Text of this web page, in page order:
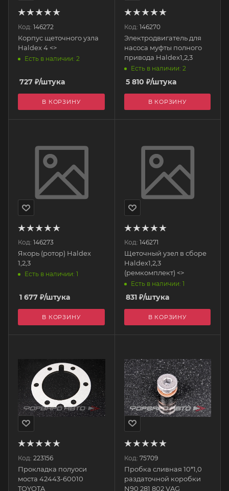
Код: 146272
Корпус щеточного узла
Haldex 4 <>
Есть в наличии: 2
727 ₽/штука
В КОРЗИНУ
Код: 146270
Электродвигатель для
насоса муфты полного
привода Haldex1,2,3
Есть в наличии: 2
5 810 ₽/штука
В КОРЗИНУ
Код: 146273
Якорь (ротор) Haldex
1,2,3
Есть в наличии: 1
1 677 ₽/штука
В КОРЗИНУ
Код: 146271
Щеточный узел в сборе
Haldex1,2,3
(ремкомплект) <>
Есть в наличии: 1
831₽/штука
В КОРЗИНУ
Код: 223156
Прокладка полуоси
моста 42443-60010
TOYOTA
Код: 75709
Пробка сливная 10*1,0
раздаточной коробки
N90 281 802 VAG